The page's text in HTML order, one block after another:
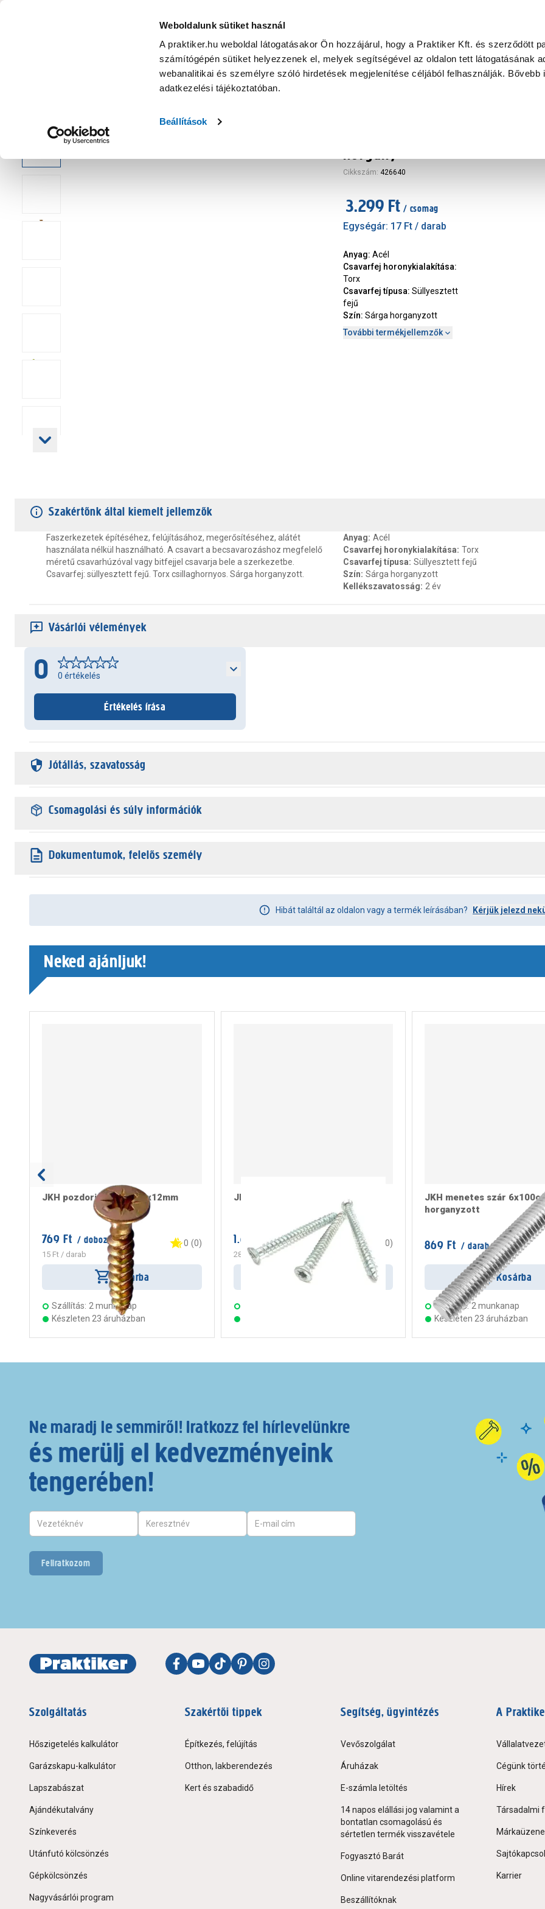
Weboldalunk sütiket használ
A praktiker.hu weboldal látogatásakor Ön hozzájárul, hogy a Praktiker Kft. és szerződött
számítógépén sütiket helyezzenek el, melyek segítségével az oldalon tett látogatásának
webanalitikai és személyre szóló hirdetések megjelenítése céljából felhasználják. Bővebb
adatkezelési tájékoztatóban.
Beállítások
KATEGÓRIÁK
Nyereményjáték Praktiker Professional Szakiajánló Ügyintézés és Információ
horgany
Cikkszám: 426640
3.299 Ft / csomag
Egységár: 17 Ft / darab
Anyag: Acél
Csavarfej horonykialakítása:
Torx
Csavarfej típusa: Süllyesztett
fejű
Szín: Sárga horganyzott
További termékjellemzők
Szakértőnk által kiemelt jellemzők
Faszerkezetek építéséhez, felújításához, megerősítéséhez, alátét
használata nélkül használható. A csavart a becsavarozáshoz megfelelő
méretű csavarhúzóval vagy bitfejjel csavarja bele a szerkezetbe.
Csavarfej: süllyesztett fejű. Torx csillaghornyos. Sárga horganyzott.
Anyag: Acél
Csavarfej horonykialakítása: Torx
Csavarfej típusa: Süllyesztett fejű
Szín: Sárga horganyzott
Kellékszavatosság: 2 év
Vásárlói vélemények
0 0 értékelés
Értékelés írása
Jótállás, szavatosság
Csomagolási és súly információk
Dokumentumok, felelős személy
Hibát találtál az oldalon vagy a termék leírásában? Kérjük jelezd
Neked ajánljuk!
JKH pozdorjacsavar 2,5x12mm
769 Ft / doboz
15 Ft / darab
0 (0)
Kosárba
Szállítás: 2 munkanap
Készleten 23 áruházban
JKH tokrögzítő csavar 7,5x182
1.699 Ft / doboz
283 Ft/ darab
0)
Kosárba
JKH menetes szár
horganyzott
869 Ft / darab
Kosárba
Szállítás: 2 munkanap
Készleten 23 áruházban
Ne maradj le semmiről! Iratkozz fel hírlevelünkre
és merülj el kedvezményeink
tengerében!
Feliratkozom
Szolgáltatás
Hőszigetelés kalkulátor
Garázskapu-kalkulátor
Lapszabászat
Ajándékutalvány
Színkeverés
Utánfutó kölcsönzés
Gépkölcsönzés
Nagyvásárlói program
Szakértői tippek
Építkezés, felújítás
Otthon, lakberendezés
Kert és szabadidő
Segítség, ügyintézés
Vevőszolgálat
Áruházak
E-számla letöltés
14 napos elállási jog valamint a
bontatlan csomagolású és
sértetlen termék visszavétele
Fogyasztó Barát
Online vitarendezési platform
Beszállítóknak
A
Cégünk
Hírek
Társadalmi
Karrier